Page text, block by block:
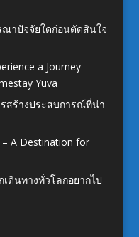
าปัจจัยใดก่อนตัดสินใจ
a Journey
Yuva
สร้างประสบการณ์ที่น่า
A Destination for
ดินทางทั่วโลกอยากไป